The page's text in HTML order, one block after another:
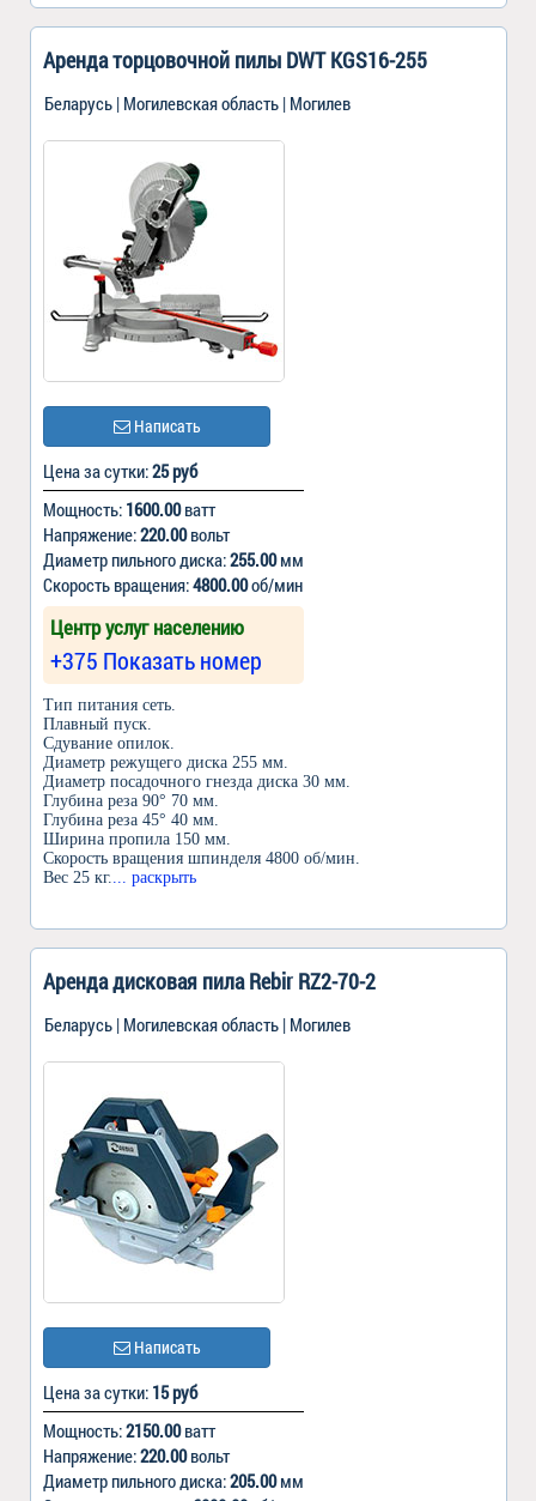
Аренда торцовочной пилы DWT KGS16-255
Беларусь | Могилевская область | Могилев
Написать
Цена за сутки:25 руб
Мощность: 1600.00ватт
Напряжение:220.00вольт
Диаметр пильного диска:255.00мм
Скорость вращения:4800.00об/мин
Центр услуг населению
+375 Показать номер
Тип питания сеть.
Плавный пуск.
Сдувание опилок.
Диаметр режущего диска 255 мм.
Диаметр посадочного гнезда диска 30 мм.
Глубина реза 90° 70 мм.
Глубина реза 45° 40 мм.
Ширина пропила 150 мм.
Скорость вращения шпинделя 4800 об/мин.
Вес 25 кг.
... раскрыть
Аренда дисковая пила Rebir RZ2-70-2
Беларусь | Могилевская область | Могилев
Написать
Цена за сутки: 15 руб
Мощность:2150.00ватт
Напряжение:220.00вольт
Диаметр пильного диска:205.00мм